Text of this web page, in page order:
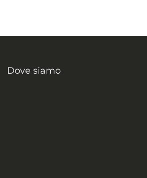
Dove siamo